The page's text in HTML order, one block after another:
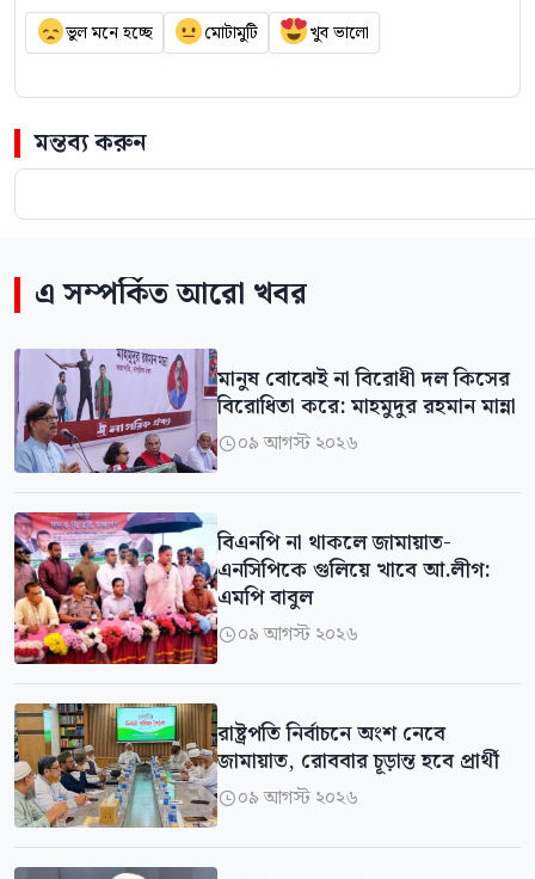
ভুল মনে হচ্ছে মোটামুটি খুব ভালো
মন্তব্য করুন
এ সম্পর্কিত আরো খবর
মানুষ বোঝেই না বিরোধী দল কিসের
বিরোধিতা করে: মাহমুদুর রহমান মান্না
০৯ আগস্ট ২০২৬
বিএনপি না থাকলে জামায়াত-
এনসিপিকে গুলিয়ে খাবে আ.লীগ:
এমপি বাবুল
০৯ আগস্ট ২০২৬
রাষ্ট্রপতি নির্বাচনে অংশ নেবে
জামায়াত, রোববার চূড়ান্ত হবে প্রার্থী
০৯ আগস্ট ২০২৬